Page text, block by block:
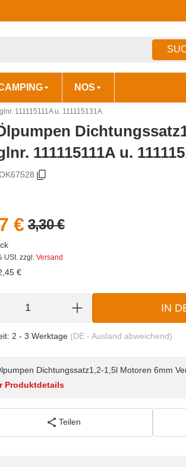
NOS
111115111A u. 111115131A
111115111A u.
€ 3,30 €
USt. zzgl. Versand
€
IN
2 - 3 Werktage (DE - Ausland abweichend)
Dichtungssatz1,2-1,5l Motoren 6mm
Produktdetails
Teilen